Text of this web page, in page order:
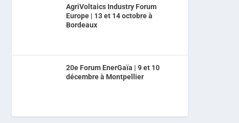
AgriVoltaics Industry Forum
Europe | 13 et 14 octobre à
Bordeaux
20e Forum EnerGaïa | 9 et 10
décembre à Montpellier